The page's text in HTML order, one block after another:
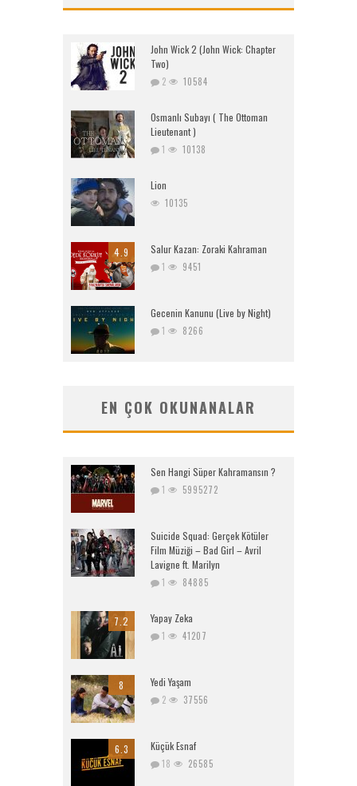
John Wick 2 (John Wick: Chapter
Two)
2 10584
Osmanlı Subayı ( The Ottoman
Lieutenant )
1 10138
Lion
10135
4.9 Salur Kazan: Zoraki Kahraman
1 9451
Gecenin Kanunu (Live by Night)
1 8266
EN ÇOK OKUNANALAR
Sen Hangi Süper Kahramansın ?
1 5995272
Suicide Squad: Gerçek Kötüler
Film Müziği – Bad Girl – Avril
Lavigne ft. Marilyn
1 84885
7.2 Yapay Zeka
1 41207
8 Yedi Yaşam
2 37556
6.3 Küçük Esnaf
18 26585